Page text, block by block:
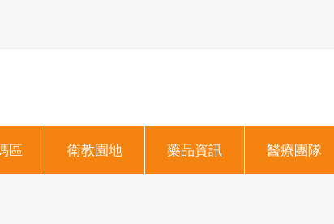
區 衛教園地 藥品資訊 醫療團隊